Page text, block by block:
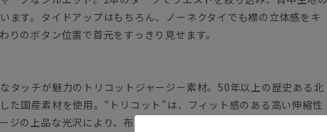
ます。タイドアップはもちろん、ノーネクタイでも襟の立体感をキ
りのボタン位置で首元をすっきり見せます。
タッチが魅力のトリコットジャージー素材。50年以上の歴史ある北
た国産素材を使用。“トリコット”は、フィット感のある高い伸縮性
ジの上品な光沢により、布帛見えを実現しています。